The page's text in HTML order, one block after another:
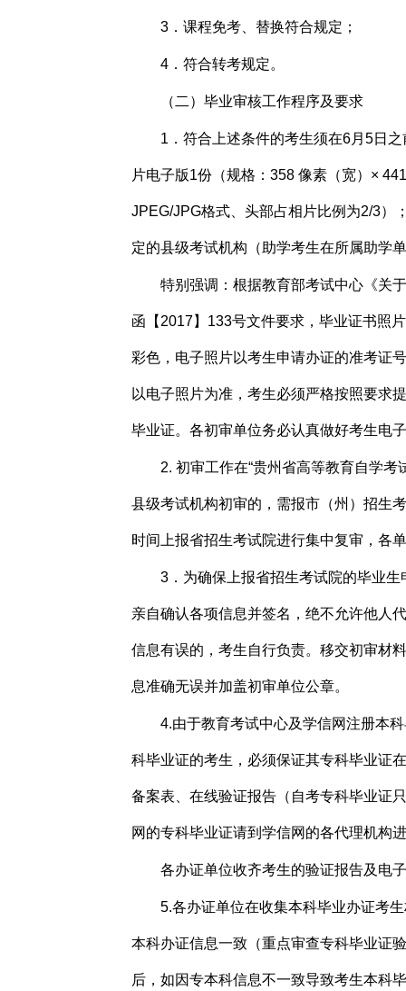
3．课程免考、替换符合规定；
4．符合转考规定。
（二）毕业审核工作程序及要求
1．符合上述条件的考生须在6月5日
片电子版1份（规格：358 像素（宽）×
JPEG/JPG格式、头部占相片比例为2/3）
定的县级考试机构（助学考生在所属助学
特别强调：根据教育部考试中心《关
函【2017】133号文件要求，毕业证书照
彩色，电子照片以考生申请办证的准考证
以电子照片为准，考生必须严格按照要求
毕业证。各初审单位务必认真做好考生电
2. 初审工作在“贵州省高等教育自学
县级考试机构初审的，需报市（州）招生
时间上报省招生考试院进行集中复审，各
3．为确保上报省招生考试院的毕业
亲自确认各项信息并签名，绝不允许他人
信息有误的，考生自行负责。移交初审材
息准确无误并加盖初审单位公章。
4.由于教育考试中心及学信网注册本
科毕业证的考生，必须保证其专科毕业证
备案表、在线验证报告（自考专科毕业证
网的专科毕业证请到学信网的各代理机构
各办证单位收齐考生的验证报告及电
5.各办证单位在收集本科毕业办证考
本科办证信息一致（重点审查专科毕业证
后，如因专本科信息不一致导致考生本科